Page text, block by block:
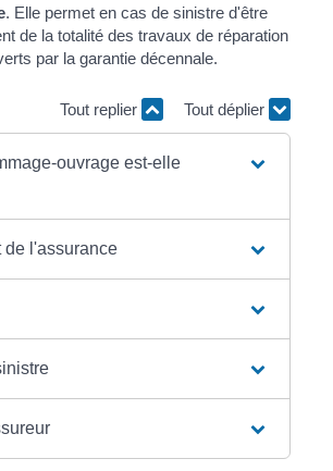
. Elle permet en cas de sinistre d'être
de la totalité des travaux de réparation
par la garantie décennale.
Tout replier Tout déplier
ouvrage est-elle
de l'assurance